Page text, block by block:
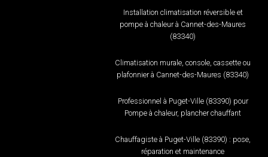
Installation climatisation réversible et
pompe à chaleur à Cannet-des-Maures
(83340)
Climatisation murale, console, cassette ou
plafonnier à Cannet-des-Maures (83340)
Professionnel à Puget-Ville (83390) pour
Pompe à chaleur, plancher chauffant
Chauffagiste à Puget-Ville (83390) : pose,
réparation et maintenance